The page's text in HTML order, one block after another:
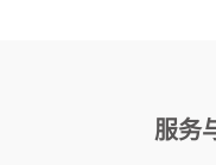
服务